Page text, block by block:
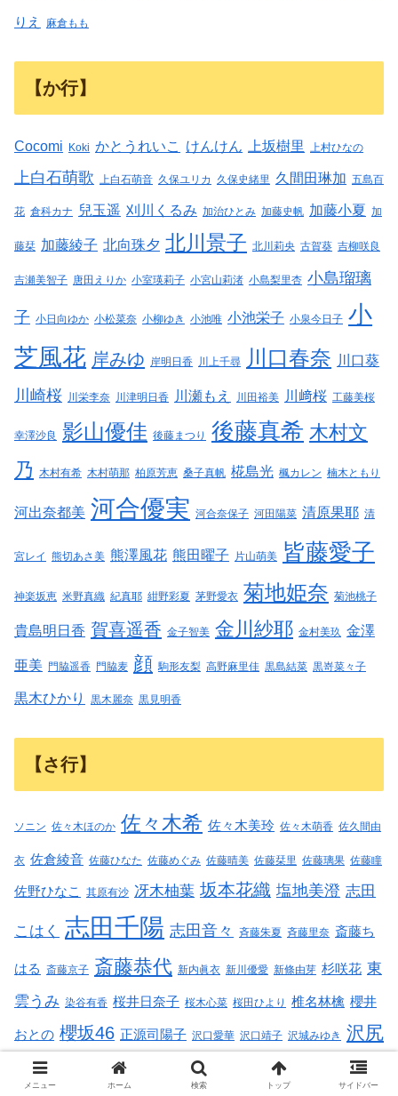
りえ 麻倉もも
【か行】
Cocomi Koki かとうれいこ けんけん 上坂樹里 上村ひなの
上白石萌歌 上白石萌音 久保ユリカ 久保史緒里 久間田琳加 五島百
花 倉科カナ 兒玉遥 刈川くるみ 加治ひとみ 加藤史帆 加藤小夏 加
藤栞 加藤綾子 北向珠夕 北川景子 北川莉央 古賀葵 吉柳咲良
吉瀬美智子 唐田えりか 小室瑛莉子 小宮山莉渚 小島梨里杏 小島瑠璃
子 小日向ゆか 小松菜奈 小柳ゆき 小池唯 小池栄子 小泉今日子 小
芝風花 岸みゆ 岸明日香 川上千尋 川口春奈 川口葵
川崎桜 川栄李奈 川津明日香 川瀬もえ 川田裕美 川﨑桜 工藤美桜
幸澤沙良 影山優佳 後藤まつり 後藤真希 木村文
乃 木村有希 木村萌那 柏原芳恵 桑子真帆 椛島光 楓カレン 楠木ともり
河出奈都美 河合優実 河合奈保子 河田陽菜 清原果耶 清
宮レイ 熊切あさ美 熊澤風花 熊田曜子 片山萌美 皆藤愛子
神楽坂恵 米野真織 紀真耶 紺野彩夏 茅野愛衣 菊地姫奈 菊池桃子
貴島明日香 賀喜遥香 金子智美 金川紗耶 金村美玖 金澤
亜美 門脇遥香 門脇麦 顔 駒形友梨 高野麻里佳 黒島結菜 黒嵜菜々子
黒木ひかり 黒木麗奈 黒見明香
【さ行】
ソニン 佐々木ほのか 佐々木希 佐々木美玲 佐々木萌香 佐久間由
衣 佐倉綾音 佐藤ひなた 佐藤めぐみ 佐藤晴美 佐藤栞里 佐藤璃果 佐藤瞳
佐野ひなこ 其原有沙 冴木柚葉 坂本花織 塩地美澄 志田
こはく 志田千陽 志田音々 斉藤朱夏 斉藤里奈 斎藤ち
はる 斎藤京子 斎藤恭代 新内眞衣 新川優愛 新條由芽 杉咲花 東
雲うみ 染谷有香 桜井日奈子 桜木心菜 桜田ひより 椎名林檎 櫻井
おとの 櫻坂46 正源司陽子 沢口愛華 沢口靖子 沢城みゆき 沢尻
エリカ
涼森れむ 清水あいり 清水理央
澄田綾乃
メニュー ホーム 検索 トップ サイドバー